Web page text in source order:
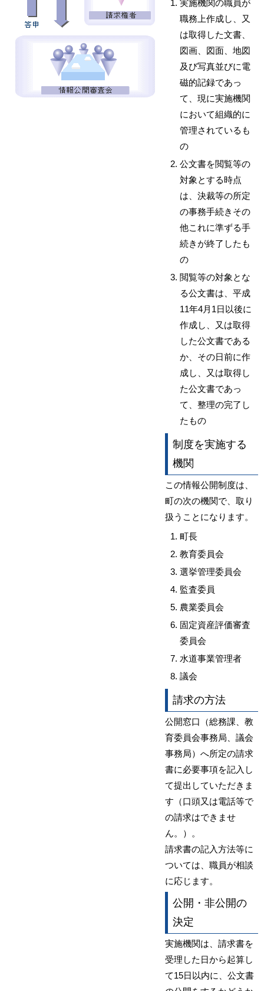
実施機関の職員が
職務上作成し、又
は取得した文書、
図画、図面、地図
及び写真並びに電
磁的記録であっ
て、現に実施機関
において組織的に
管理されているも
の
公文書を閲覧等の
対象とする時点
は、決裁等の所定
の事務手続きその
他これに準ずる手
続きが終了したも
の
閲覧等の対象とな
る公文書は、平成
11年4月1日以後に
作成し、又は取得
した公文書である
か、その日前に作
成し、又は取得し
た公文書であっ
て、整理の完了し
たもの
制度を実施する
機関
この情報公開制度は、
町の次の機関で、取り
扱うことになります。
町長
教育委員会
選挙管理委員会
監査委員
農業委員会
固定資産評価審査
委員会
水道事業管理者
議会
請求の方法
公開窓口（総務課、教
育委員会事務局、議会
事務局）へ所定の請求
書に必要事項を記入し
て提出していただきま
す（口頭又は電話等で
の請求はできませ
ん。）。
請求書の記入方法等に
ついては、職員が相談
に応じます。
公開・非公開の
決定
実施機関は、請求書を
受理した日から起算し
て15日以内に、公文書